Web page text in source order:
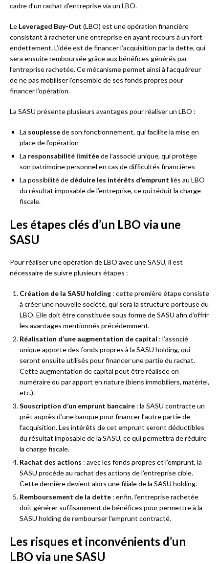
cadre d’un rachat d’entreprise via un LBO.
Le Leveraged Buy-Out (LBO) est une opération financière
consistant à racheter une entreprise en ayant recours à un fort
endettement. L’idée est de financer l’acquisition par la dette, qui
sera ensuite remboursée grâce aux bénéfices générés par
l’entreprise rachetée. Ce mécanisme permet ainsi à l’acquéreur
de ne pas mobiliser l’ensemble de ses fonds propres pour
financer l’opération.
La SASU présente plusieurs avantages pour réaliser un LBO :
La souplessede son fonctionnement, qui facilite la mise en
place de l’opération
La responsabilité limitéede l’associé unique, qui protège
son patrimoine personnel en cas de difficultés financières
La possibilité de déduire les intérêts d’emprunt liés au LBO
du résultat imposable de l’entreprise, ce qui réduit la charge
fiscale.
Les étapes clés d’un LBO via une
SASU
Pour réaliser une opération de LBO avec une SASU, il est
nécessaire de suivre plusieurs étapes :
Création de la SASU holding : cette première étape consiste
à créer une nouvelle société, qui sera la structure porteuse du
LBO. Elle doit être constituée sous forme de SASU afin d’offrir
les avantages mentionnés précédemment.
Réalisation d’une augmentation de capital : l’associé
unique apporte des fonds propres à la SASU holding, qui
seront ensuite utilisés pour financer une partie du rachat.
Cette augmentation de capital peut être réalisée en
numéraire ou par apport en nature (biens immobiliers, matériel,
etc.).
Souscription d’un emprunt bancaire : la SASU contracte un
prêt auprès d’une banque pour financer l’autre partie de
l’acquisition. Les intérêts de cet emprunt seront déductibles
du résultat imposable de la SASU, ce qui permettra de réduire
la charge fiscale.
Rachat des actions : avec les fonds propres et l’emprunt, la
SASU procède au rachat des actions de l’entreprise cible.
Cette dernière devient alors une filiale de la SASU holding.
Remboursement de la dette : enfin, l’entreprise rachetée
doit générer suffisamment de bénéfices pour permettre à la
SASU holding de rembourser l’emprunt contracté.
Les risques et inconvénients d’un
LBO via une SASU